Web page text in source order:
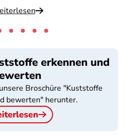
erkennen und
Broschüre "Kuststoffe
bewerten" herunter.